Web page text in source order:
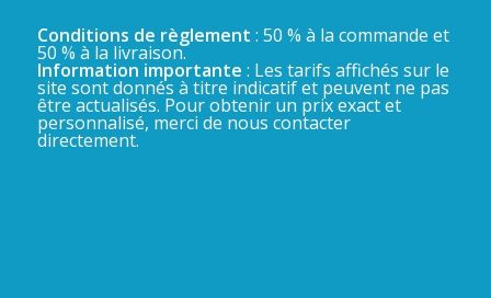
Conditions de règlement : 50 % à la commande et
50 % à la livraison.
Information importante : Les tarifs affichés sur le
site sont donnés à titre indicatif et peuvent ne pas
être actualisés. Pour obtenir un prix exact et
personnalisé, merci de nous contacter
directement.